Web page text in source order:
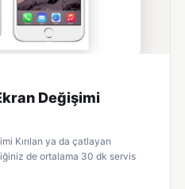
Değişimi
Kırılan ya da çatlayan
de ortalama 30 dk servis